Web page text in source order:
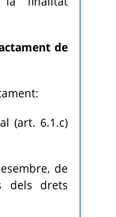
de
(art. 6.1.c)
de
dels drets